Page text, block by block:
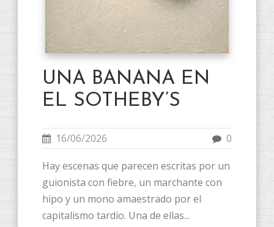
UNA BANANA EN
EL SOTHEBY’S
16/06/2026 0
Hay escenas que parecen escritas por un
guionista con fiebre, un marchante con
hipo y un mono amaestrado por el
capitalismo tardío. Una de ellas...